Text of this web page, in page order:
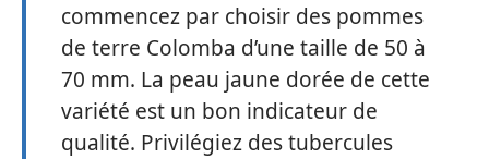
commencez par choisir des pommes
de terre Colomba d’une taille de 50 à
70 mm. La peau jaune dorée de cette
variété est un bon indicateur de
qualité. Privilégiez des tubercules